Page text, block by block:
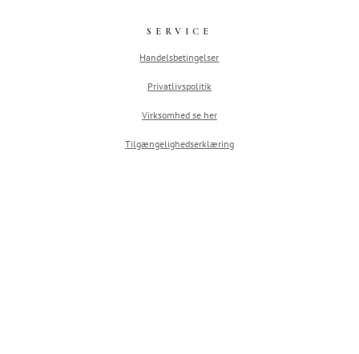
SERVICE
Handelsbetingelser
Privatlivspolitik
Virksomhed se her
Tilgængelighedserklæring